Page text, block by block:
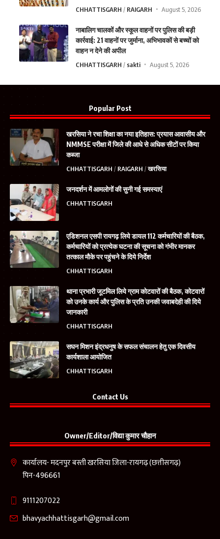
CHHATTISGARH RAIGARH August 5, 2026
नाबालिग चालकों और स्कूल वाहनों पर पुलिस की बड़ी
कार्रवाई: 21 वाहनों पर जुर्माना, अभिभावकों से बच्चों को
वाहन न देने की अपील
CHHATTISGARH sakti August 5, 2026
Popular Post
खरसिया ने रचा शिक्षा का नया इतिहास: प्रयास आवासीय और
NMMSE परीक्षा में जिले की आधे से अधिक सीटों पर किया
कब्जा
CHHATTISGARH RAIGARH खरसिया
जनदर्शन में आमलोगों की सुनी गई समस्याएं
CHHATTISGARH
एडिशनल एसपी रायगढ़ लिये डायल 112 कर्मचारियों की बैठक,
कर्मचारियों को प्रत्येक घटना की सूचना को गंभीर मानकर
तत्काल मौके पर पहुंचने के दिये निर्देश
CHHATTISGARH
थाना प्रभारी जूटमिल लिये ग्राम कोटवारों की बैठक, कोटवारों
को उनके कार्य और पुलिस के प्रति उनकी जवाबदेही की दिये
जानकारी
CHHATTISGARH
सघन मिशन इंद्रधनुष के सफल संचालन हेतु एक दिवसीय
कार्यशाला आयोजित
CHHATTISGARH
Contact Us
Owner/Editor/विद्या कुमार चौहान
कार्यालय- मदनपुर बस्ती खरसिया जिला-रायगढ़ (छत्तीसगढ़)
पिन-496661
9111207022
bhavyachhattisgarh@gmail.com